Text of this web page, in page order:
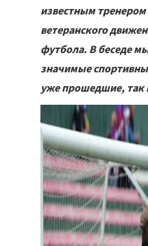
известным
ветеранского
футбола. В беседе
значимые
уже прошедшие, так